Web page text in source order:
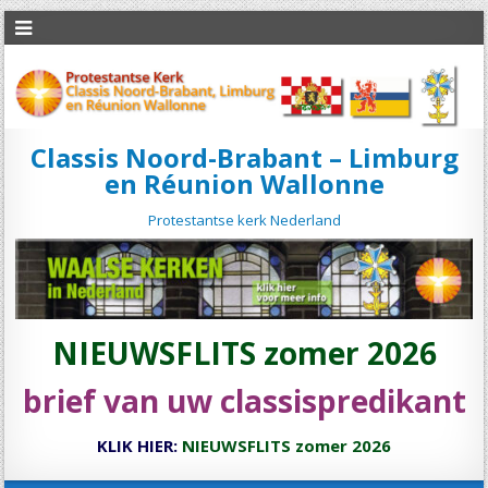
Classis Noord-Brabant – Limburg
en Réunion Wallonne
Protestantse kerk Nederland
NIEUWSFLITS zomer 2026
brief van uw classispredikant
KLIK HIER: NIEUWSFLITS zomer 2026